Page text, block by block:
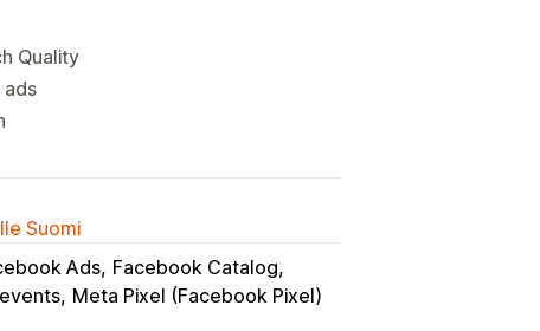
Quality
Suomi
Ads Facebook Catalog
Meta Pixel (Facebook Pixel)